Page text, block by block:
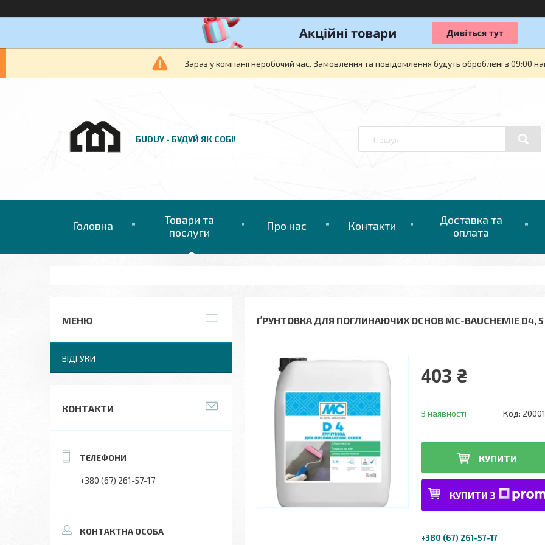
Зараз у компанії неробочий час. Замовлення та повідомлення будуть оброблені з 09:00
БUDUY - БУДУЙ ЯК СОБІ!
Головна
Товари та
послуги
Про нас Контакти
Доставка та
оплата
ҐРУНТОВКА ДЛЯ ПОГЛИНАЮЧИХ ОСНОВ MC-BAUCHEMIE D4,
403 ₴
В наявності Код:
КУПИТИ
КУПИТИ З
+380 (67) 261-57-17
ВІДГУКИ
КОНТАКТИ
+380 (67) 261-57-17